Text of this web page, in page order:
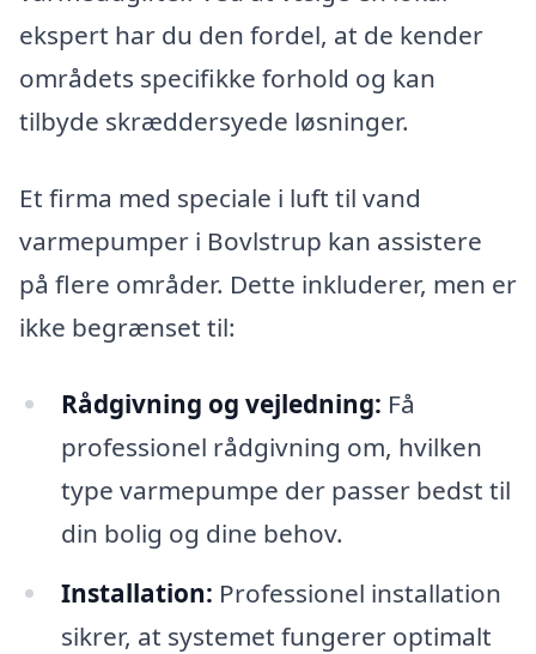
ekspert har du den fordel, at de kender
områdets specifikke forhold og kan
tilbyde skræddersyede løsninger.
Et firma med speciale i luft til vand
varmepumper i Bovlstrup kan assistere
på flere områder. Dette inkluderer, men er
ikke begrænset til:
Rådgivning og vejledning: Få
professionel rådgivning om, hvilken
type varmepumpe der passer bedst til
din bolig og dine behov.
Installation: Professionel installation
sikrer, at systemet fungerer optimalt